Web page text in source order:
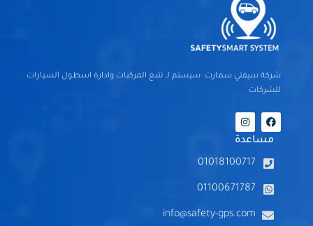
شركة سيفتي سمارت سيستم لـ تتبع المركبات وادارة اسطول السيارات
للشركات
F
a
c
o
k
I
n
s
a
g
a
مساعدة
01018100717
01100671787
info@safety-gps.com